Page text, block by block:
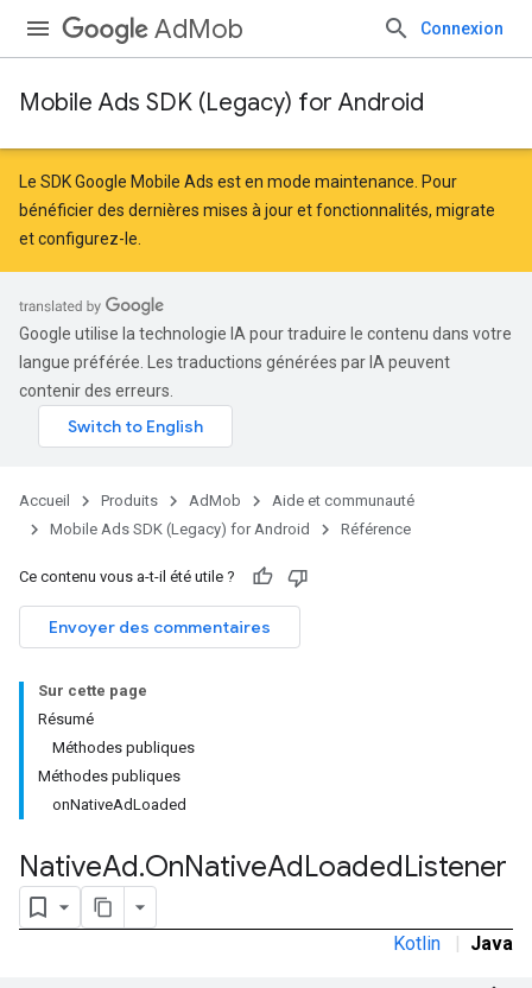
AdMob Connexion
Mobile Ads SDK (Legacy) for Android
Le SDK Google Mobile Ads est en mode maintenance. Pour
bénéficier des dernières mises à jour et fonctionnalités, migrate
etconfigurez-le
Google utilise la technologie IA pour traduire le contenu dans votre
langue préférée. Les traductions générées par IA peuvent
contenir des erreurs.
Accueil Produits AdMob
Aide et communauté
Mobile Ads SDK (Legacy) for Android
Référence
Ce contenu vous a-t-il été utile ?
Envoyer des commentaires
Sur cette page
Résumé
Méthodes publiques
Méthodes publiques
onNativeAdLoaded
NativeAd.OnNativeAdLoadedListener
Kotlin | Java